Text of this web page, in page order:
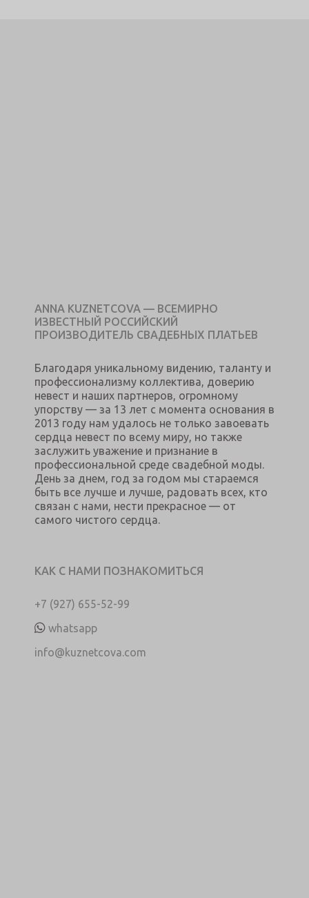
ANNA KUZNETCOVA — ВСЕМИРНО
ИЗВЕСТНЫЙ РОССИЙСКИЙ
ПРОИЗВОДИТЕЛЬ СВАДЕБНЫХ ПЛАТЬЕВ
Благодаря уникальному видению, таланту и
профессионализму коллектива, доверию
невест и наших партнеров, огромному
упорству — за 13 лет с момента основания в
2013 году нам удалось не только завоевать
сердца невест по всему миру, но также
заслужить уважение и признание в
профессиональной среде свадебной моды.
День за днем, год за годом мы стараемся
быть все лучше и лучше, радовать всех, кто
связан с нами, нести прекрасное — от
самого чистого сердца.
КАК С НАМИ ПОЗНАКОМИТЬСЯ
+7 (927) 655-52-99
whatsapp
info@kuznetcova.com